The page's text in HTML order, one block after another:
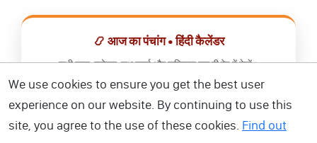
📿 आज का पंचांग • हिंदी कैलेंडर
सभी व्रत, त्योहार, शुभ मुहूर्त और राशिफल एक ही ऐप में देखें।
📅 हिंदी कैलेंडर ऐप डाउनलोड करें
We use cookies to ensure you get the best user
experience on our website. By continuing to use this
site, you agree to the use of these cookies. Find out